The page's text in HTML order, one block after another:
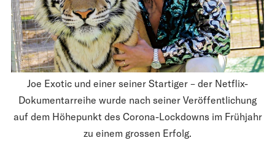
Joe Exotic und einer seiner Startiger – der Netflix-
Dokumentarreihe wurde nach seiner Veröffentlichung
auf dem Höhepunkt des Corona-Lockdowns im Frühjahr
zu einem grossen Erfolg.